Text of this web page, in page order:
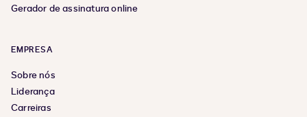
Gerador de assinatura online
EMPRESA
Sobre nós
Liderança
Carreiras